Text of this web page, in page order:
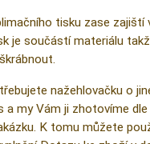
tisku zase zajiští
je součástí materiálu
nažehlovačku o
a my Vám ji zhotovíme dle
K tomu můžete